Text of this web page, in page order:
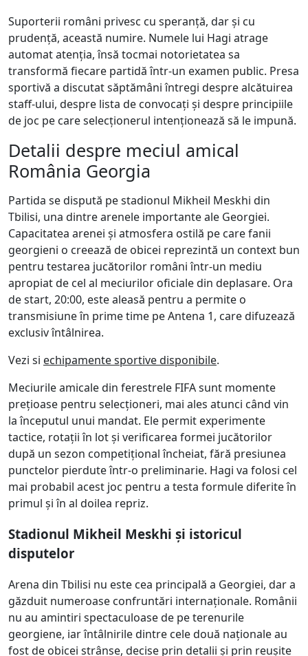
Suporterii români privesc cu speranță, dar și cu
prudență, această numire. Numele lui Hagi atrage
automat atenția, însă tocmai notorietatea sa
transformă fiecare partidă într-un examen public. Presa
sportivă a discutat săptămâni întregi despre alcătuirea
staff-ului, despre lista de convocați și despre principiile
de joc pe care selecționerul intenționează să le impună.
Detalii despre meciul amical
România Georgia
Partida se dispută pe stadionul Mikheil Meskhi din
Tbilisi, una dintre arenele importante ale Georgiei.
Capacitatea arenei și atmosfera ostilă pe care fanii
georgieni o creează de obicei reprezintă un context bun
pentru testarea jucătorilor români într-un mediu
apropiat de cel al meciurilor oficiale din deplasare. Ora
de start, 20:00, este aleasă pentru a permite o
transmisiune în prime time pe Antena 1, care difuzează
exclusiv întâlnirea.
Vezi si echipamente sportive disponibile.
Meciurile amicale din ferestrele FIFA sunt momente
prețioase pentru selecționeri, mai ales atunci când vin
la începutul unui mandat. Ele permit experimente
tactice, rotații în lot și verificarea formei jucătorilor
după un sezon competițional încheiat, fără presiunea
punctelor pierdute într-o preliminarie. Hagi va folosi cel
mai probabil acest joc pentru a testa formule diferite în
primul și în al doilea repriz.
Stadionul Mikheil Meskhi și istoricul
disputelor
Arena din Tbilisi nu este cea principală a Georgiei, dar a
găzduit numeroase confruntări internaționale. Românii
nu au amintiri spectaculoase de pe terenurile
georgiene, iar întâlnirile dintre cele două naționale au
fost de obicei strânse, decise prin detalii și prin reușite